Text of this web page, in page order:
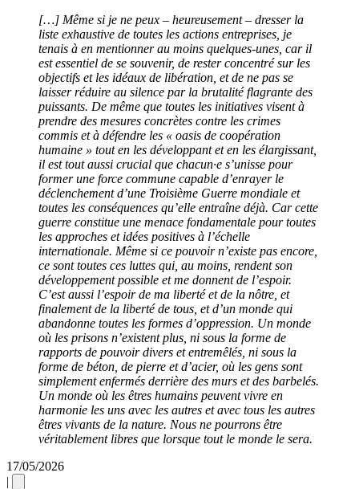
[…] Même si je ne peux – heureusement – ​​dresser la
liste exhaustive de toutes les actions entreprises, je
tenais à en mentionner au moins quelques-unes, car il
est essentiel de se souvenir, de rester concentré sur les
objectifs et les idéaux de libération, et de ne pas se
laisser réduire au silence par la brutalité flagrante des
puissants. De même que toutes les initiatives visent à
prendre des mesures concrètes contre les crimes
commis et à défendre les « oasis de coopération
humaine » tout en les développant et en les élargissant,
il est tout aussi crucial que chacun·e s’unisse pour
former une force commune capable d’enrayer le
déclenchement d’une Troisième Guerre mondiale et
toutes les conséquences qu’elle entraîne déjà. Car cette
guerre constitue une menace fondamentale pour toutes
les approches et idées positives à l’échelle
internationale. Même si ce pouvoir n’existe pas encore,
ce sont toutes ces luttes qui, au moins, rendent son
développement possible et me donnent de l’espoir.
C’est aussi l’espoir de ma liberté et de la nôtre, et
finalement de la liberté de tous, et d’un monde qui
abandonne toutes les formes d’oppression. Un monde
où les prisons n’existent plus, ni sous la forme de
rapports de pouvoir divers et entremêlés, ni sous la
forme de béton, de pierre et d’acier, où les gens sont
simplement enfermés derrière des murs et des barbelés.
Un monde où les êtres humains peuvent vivre en
harmonie les uns avec les autres et avec tous les autres
êtres vivants de la nature. Nous ne pourrons être
véritablement libres que lorsque tout le monde le sera.
17/05/2026
|